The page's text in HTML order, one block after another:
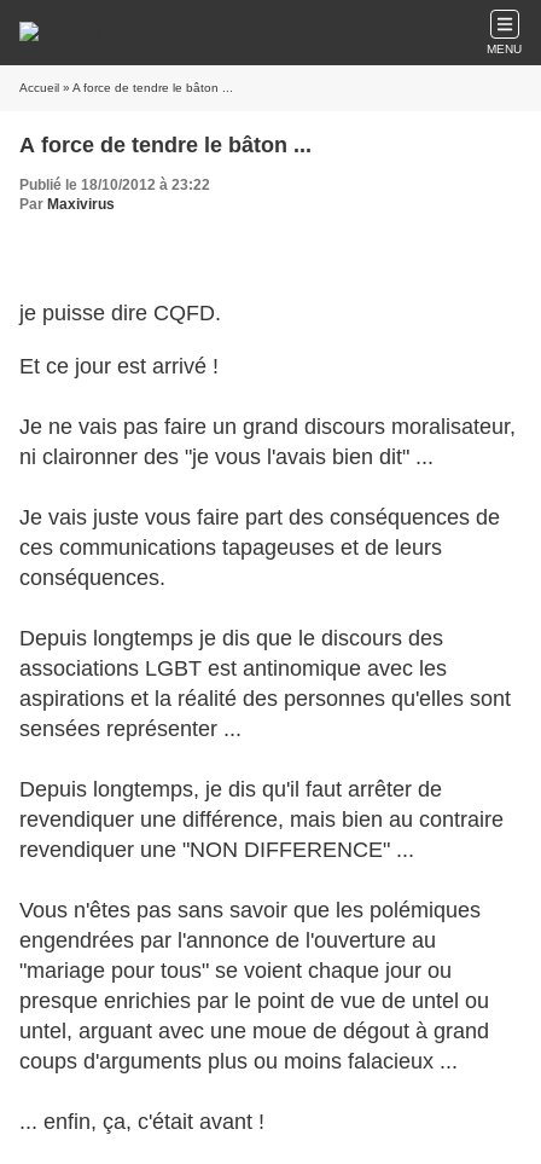
MENU
Accueil » A force de tendre le bâton ...
A force de tendre le bâton ...
Publié le 18/10/2012 à 23:22
Par Maxivirus
je puisse dire CQFD.
Et ce jour est arrivé !
Je ne vais pas faire un grand discours moralisateur,
ni claironner des "je vous l'avais bien dit" ...
Je vais juste vous faire part des conséquences de
ces communications tapageuses et de leurs
conséquences.
Depuis longtemps je dis que le discours des
associations LGBT est antinomique avec les
aspirations et la réalité des personnes qu'elles sont
sensées représenter ...
Depuis longtemps, je dis qu'il faut arrêter de
revendiquer une différence, mais bien au contraire
revendiquer une "NON DIFFERENCE" ...
Vous n'êtes pas sans savoir que les polémiques
engendrées par l'annonce de l'ouverture au
"mariage pour tous" se voient chaque jour ou
presque enrichies par le point de vue de untel ou
untel, arguant avec une moue de dégout à grand
coups d'arguments plus ou moins falacieux ...
... enfin, ça, c'était avant !